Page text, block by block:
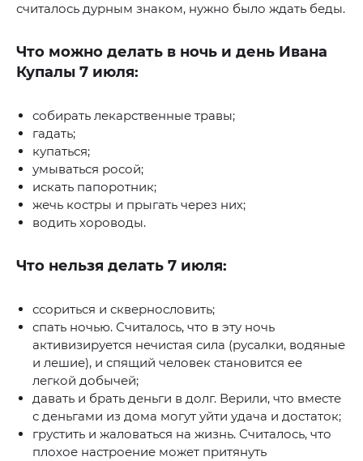
считалось дурным знаком, нужно было ждать беды.
Что можно делать в ночь и день Ивана
Купалы 7 июля:
собирать лекарственные травы;
гадать;
купаться;
умываться росой;
искать папоротник;
жечь костры и прыгать через них;
водить хороводы.
Что нельзя делать 7 июля:
ссориться и сквернословить;
спать ночью. Считалось, что в эту ночь
активизируется нечистая сила (русалки, водяные
и лешие), и спящий человек становится ее
легкой добычей;
давать и брать деньги в долг. Верили, что вместе
с деньгами из дома могут уйти удача и достаток;
грустить и жаловаться на жизнь. Считалось, что
плохое настроение может притянуть